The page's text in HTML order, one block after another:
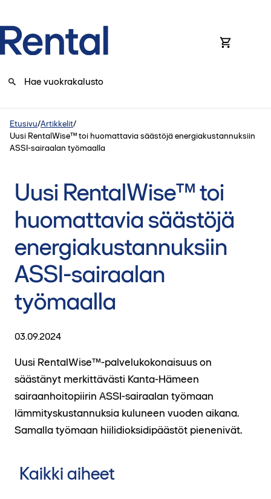
Etusivu/Artikkelit/
Uusi RentalWise™ toi huomattavia säästöjä energiakustannuksiin
ASSI-sairaalan työmaalla
Uusi RentalWise™ toi
huomattavia säästöjä
energiakustannuksiin
ASSI-sairaalan
työmaalla
03.09.2024
Uusi RentalWise™-palvelukokonaisuus on
säästänyt merkittävästi Kanta-Hämeen
sairaanhoitopiirin ASSI-sairaalan työmaan
lämmityskustannuksia kuluneen vuoden aikana.
Samalla työmaan hiilidioksidipäästöt pienenivät.
Kaikki aiheet